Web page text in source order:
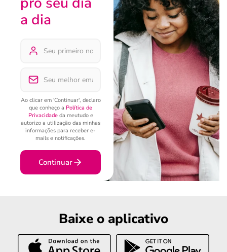
a dia
Ao clicar em 'Continuar', declaro
que conheço a Política de
Privacidadeda meutudo e
autorizo a utilização das minhas
informações para receber e-
mails e notificações.
Continuar
Baixe o aplicativo